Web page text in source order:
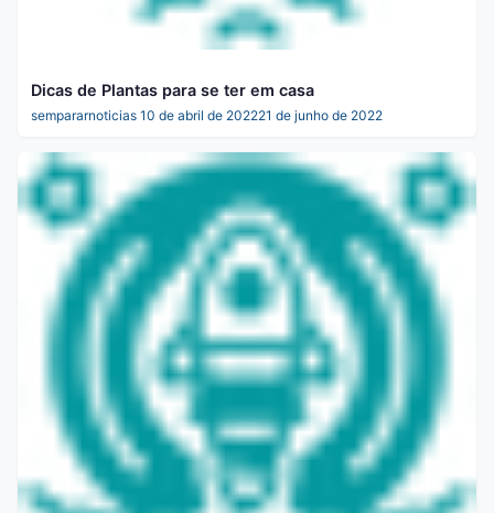
Dicas de Plantas para se ter em casa
sempararnoticias 10 de abril de 202221 de junho de 2022